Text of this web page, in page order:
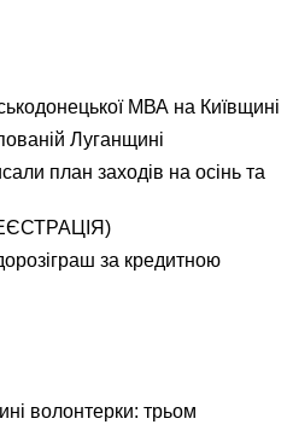
МВА на Київщині
Луганщині
план заходів на осінь та
за кредитною
волонтерки: трьом